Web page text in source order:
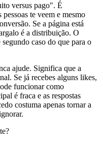
versus pago". É
te veem e mesmo
Se a página está
é a distribuição. O
caso do que para o
ajude. Significa que a
Se já recebes alguns likes,
funcionar como
é fraca e as respostas
costuma apenas tornar a